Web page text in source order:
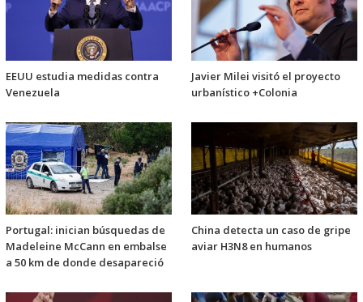
EEUU estudia medidas contra
Venezuela
Javier Milei visitó el proyecto
urbanístico +Colonia
Portugal: inician búsquedas de
Madeleine McCann en embalse
a 50 km de donde desapareció
China detecta un caso de gripe
aviar H3N8 en humanos